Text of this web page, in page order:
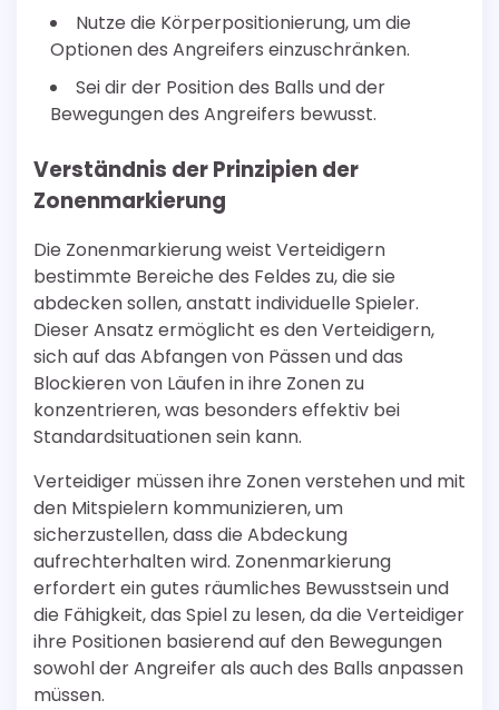
Nutze die Körperpositionierung, um die
Optionen des Angreifers einzuschränken.
Sei dir der Position des Balls und der
Bewegungen des Angreifers bewusst.
Verständnis der Prinzipien der
Zonenmarkierung
Die Zonenmarkierung weist Verteidigern
bestimmte Bereiche des Feldes zu, die sie
abdecken sollen, anstatt individuelle Spieler.
Dieser Ansatz ermöglicht es den Verteidigern,
sich auf das Abfangen von Pässen und das
Blockieren von Läufen in ihre Zonen zu
konzentrieren, was besonders effektiv bei
Standardsituationen sein kann.
Verteidiger müssen ihre Zonen verstehen und mit
den Mitspielern kommunizieren, um
sicherzustellen, dass die Abdeckung
aufrechterhalten wird. Zonenmarkierung
erfordert ein gutes räumliches Bewusstsein und
die Fähigkeit, das Spiel zu lesen, da die Verteidiger
ihre Positionen basierend auf den Bewegungen
sowohl der Angreifer als auch des Balls anpassen
müssen.